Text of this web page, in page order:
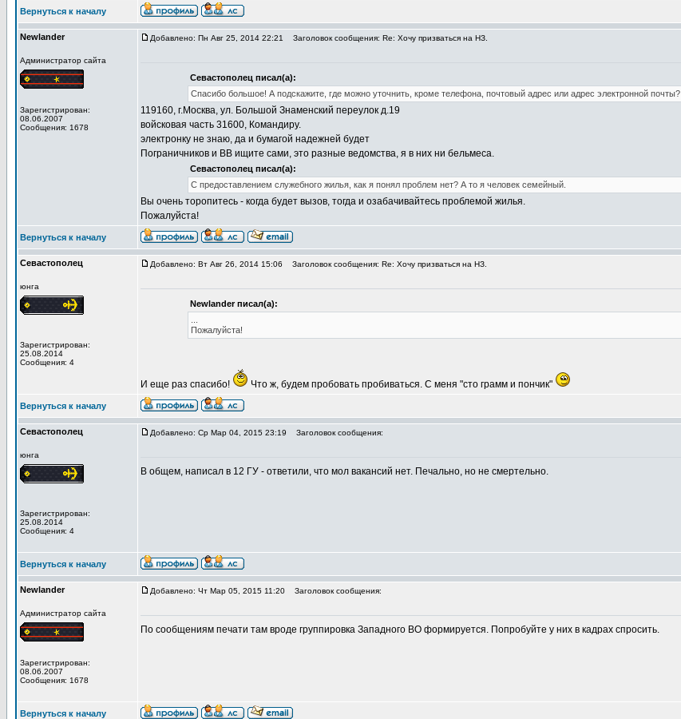
Вернуться к началу
Newlander
Администратор сайта
Зарегистрирован:
08.06.2007
Сообщения: 1678
Добавлено: Пн Авг 25, 2014 22:21 Заголовок сообщения: Re: Хочу призваться на НЗ.
Севастополец писал(а):
Спасибо большое! А подскажите, где можно уточнить, кроме телефона, почтовый адрес или адрес электронной почты?
119160, г.Москва, ул. Большой Знаменский переулок д.19
войсковая часть 31600, Командиру.
электронку не знаю, да и бумагой надежней будет
Пограничников и ВВ ищите сами, это разные ведомства, я в них ни бельмеса.
Севастополец писал(а):
С предоставлением служебного жилья, как я понял проблем нет? А то я человек семейный.
Вы очень торопитесь - когда будет вызов, тогда и озабачивайтесь проблемой жилья.
Пожалуйста!
Вернуться к началу
Севастополец
юнга
Зарегистрирован:
25.08.2014
Сообщения: 4
Добавлено: Вт Авг 26, 2014 15:06 Заголовок сообщения: Re: Хочу призваться на НЗ.
Newlander писал(а):
Пожалуйста!
И еще раз спасибо! Что ж, будем пробовать пробиваться. С меня "сто грамм и пончик"
Вернуться к началу
Севастополец
юнга
Зарегистрирован:
25.08.2014
Сообщения: 4
Добавлено: Ср Мар 04, 2015 23:19 Заголовок сообщения:
В общем, написал в 12 ГУ - ответили, что мол вакансий нет. Печально, но не смертельно.
Вернуться к началу
Newlander
Администратор сайта
Зарегистрирован:
08.06.2007
Сообщения: 1678
Добавлено: Чт Мар 05, 2015 11:20 Заголовок сообщения:
По сообщениям печати там вроде группировка Западного ВО формируется. Попробуйте у них в кадрах спросить.
Вернуться к началу